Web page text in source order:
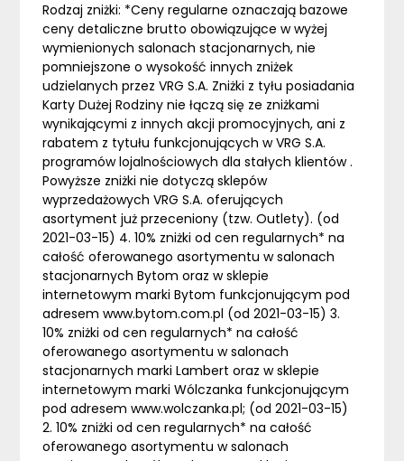
Rodzaj zniżki: *Ceny regularne oznaczają bazowe
ceny detaliczne brutto obowiązujące w wyżej
wymienionych salonach stacjonarnych, nie
pomniejszone o wysokość innych zniżek
udzielanych przez VRG S.A. Zniżki z tyłu posiadania
Karty Dużej Rodziny nie łączą się ze zniżkami
wynikającymi z innych akcji promocyjnych, ani z
rabatem z tytułu funkcjonujących w VRG S.A.
programów lojalnościowych dla stałych klientów .
Powyższe zniżki nie dotyczą sklepów
wyprzedażowych VRG S.A. oferujących
asortyment już przeceniony (tzw. Outlety). (od
2021-03-15) 4. 10% zniżki od cen regularnych* na
całość oferowanego asortymentu w salonach
stacjonarnych Bytom oraz w sklepie
internetowym marki Bytom funkcjonującym pod
adresem www.bytom.com.pl (od 2021-03-15) 3.
10% zniżki od cen regularnych* na całość
oferowanego asortymentu w salonach
stacjonarnych marki Lambert oraz w sklepie
internetowym marki Wólczanka funkcjonującym
pod adresem www.wolczanka.pl; (od 2021-03-15)
2. 10% zniżki od cen regularnych* na całość
oferowanego asortymentu w salonach